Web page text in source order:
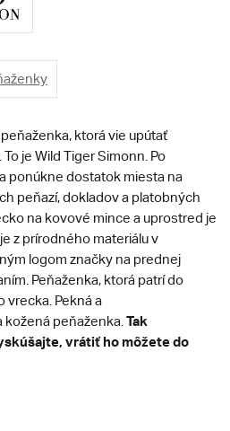
ktorá vie upútať
je Wild Tiger Simonn. Po
ponúkne dostatok miesta na
peňazí, dokladov a platobných
na kovové mince a uprostred je
z prírodného materiálu v
logom značky na prednej
Peňaženka, ktorá patrí do
vrecka. Pekná a
peňaženka. Tak
vrátiť ho môžete do